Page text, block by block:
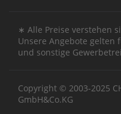
∗ Alle Preise verstehen
Unsere Angebote gelten
und sonstige
Copyright © 2003-2025
GmbH&Co.KG